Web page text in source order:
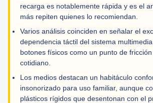
recarga es notablemente rápida y es el
más repiten quienes lo recomiendan.
Varios análisis coinciden en señalar el
dependencia táctil del sistema
botones físicos como un punto de
cotidiano.
Los medios destacan un habitáculo
insonorizado para uso familiar, aunque
plásticos rígidos que desentonan con el